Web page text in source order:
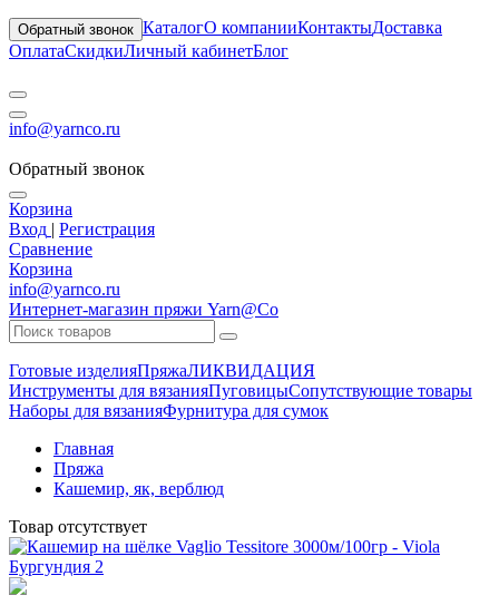
Обратный звонок КаталогО компанииКонтактыДоставка
ОплатаСкидкиЛичный кабинетБлог
info@yarnco.ru
Обратный звонок
Корзина
Вход | Регистрация
Сравнение
Корзина
info@yarnco.ru
Интернет-магазин пряжи Yarn@Co
Готовые изделияПряжаЛИКВИДАЦИЯ
Инструменты для вязанияПуговицыСопутствующие товары
Наборы для вязанияФурнитура для сумок
Главная
Пряжа
Кашемир, як, верблюд
Товар отсутствует